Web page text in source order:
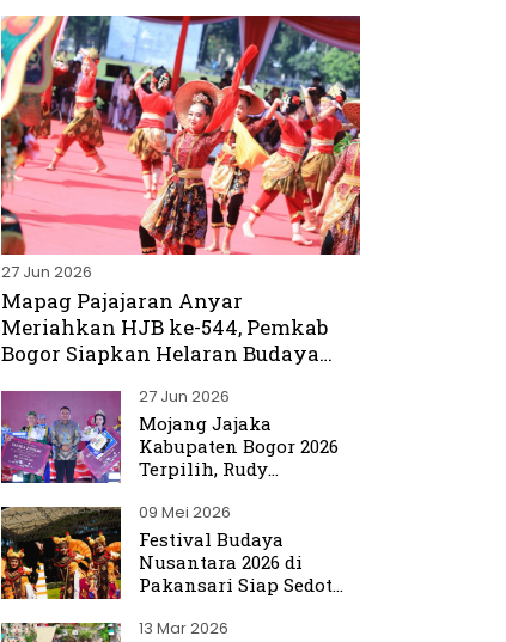
27 Jun 2026
Mapag Pajajaran Anyar
Meriahkan HJB ke-544, Pemkab
Bogor Siapkan Helaran Budaya
27 Jun 2026
Mojang Jajaka
Kabupaten Bogor 2026
Terpilih, Rudy
Promosikan Bogor ke
Dunia
09 Mei 2026
Festival Budaya
Nusantara 2026 di
Pakansari Siap Sedot
13 Mar 2026